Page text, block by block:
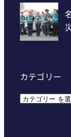
カテゴリー
カ